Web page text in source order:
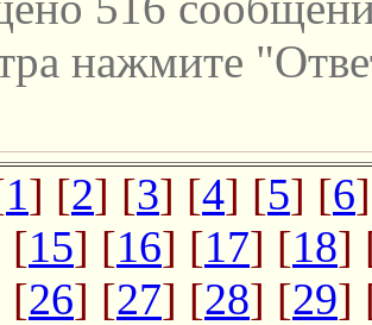
нажмите
1] [2] [3] [4] [5] [6
[15] [16] [17] [18]
[26] [27] [28] [29]